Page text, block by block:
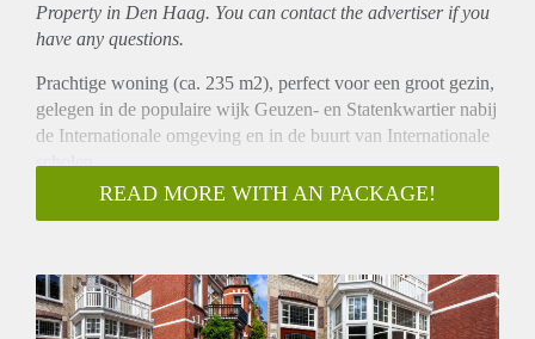
Property in Den Haag. You can contact the advertiser if you
have any questions.
Prachtige woning (ca. 235 m2), perfect voor een groot gezin,
gelegen in de populaire wijk Geuzen- en Statenkwartier nabij
de Internationale omgeving en in de buurt van Internationale
scholen.
De eengezinswoning telt 5 slaapkamers, 1
studeerkamer/kantoor, 1 inloop kast, 2 badkamers, 3 toiletten,
populaire ligging maken het huis tot een uitnodigend en
perfect familiehuis voor het toekomstige gezin.
READ MORE WITH AN PACKAGE!